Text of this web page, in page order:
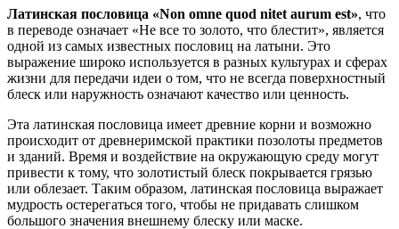
Латинская пословица «Non omne quod nitet aurum est», что
в переводе означает «Не все то золото, что блестит», является
одной из самых известных пословиц на латыни. Это
выражение широко используется в разных культурах и сферах
жизни для передачи идеи о том, что не всегда поверхностный
блеск или наружность означают качество или ценность.
Эта латинская пословица имеет древние корни и возможно
происходит от древнеримской практики позолоты предметов
и зданий. Время и воздействие на окружающую среду могут
привести к тому, что золотистый блеск покрывается грязью
или облезает. Таким образом, латинская пословица выражает
мудрость остерегаться того, чтобы не придавать слишком
большого значения внешнему блеску или маске.